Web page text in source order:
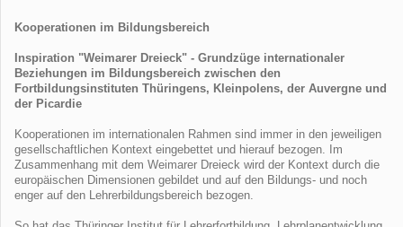
Kooperationen im Bildungsbereich
Inspiration "Weimarer Dreieck" - Grundzüge internationaler
Beziehungen im Bildungsbereich zwischen den
Fortbildungsinstituten Thüringens, Kleinpolens, der Auvergne und
der Picardie
Kooperationen im internationalen Rahmen sind immer in den jeweiligen
gesellschaftlichen Kontext eingebettet und hierauf bezogen. Im
Zusammenhang mit dem Weimarer Dreieck wird der Kontext durch die
europäischen Dimensionen gebildet und auf den Bildungs- und noch
enger auf den Lehrerbildungsbereich bezogen.